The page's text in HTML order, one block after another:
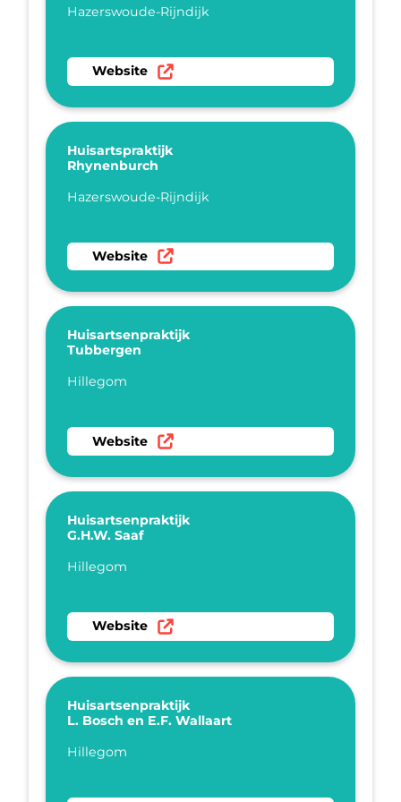
Plaatsnaam
Hazerswoude-Rijndijk
Ga naar website Huisartsenpraktijk Griffioen
Website
Huisartspraktijk
Rhynenburch
Plaatsnaam
Hazerswoude-Rijndijk
Ga naar website Huisartspraktijk
Website
Huisartsenpraktijk
Tubbergen
Plaatsnaam
Hillegom
Ga naar website Huisartsenpraktijk
Website
Huisartsenpraktijk
G.H.W. Saaf
Plaatsnaam
Hillegom
Ga naar website Huisartsenpraktijk G.H.W.
Website
Huisartsenpraktijk
L. Bosch en E.F. Wallaart
Plaatsnaam
Hillegom